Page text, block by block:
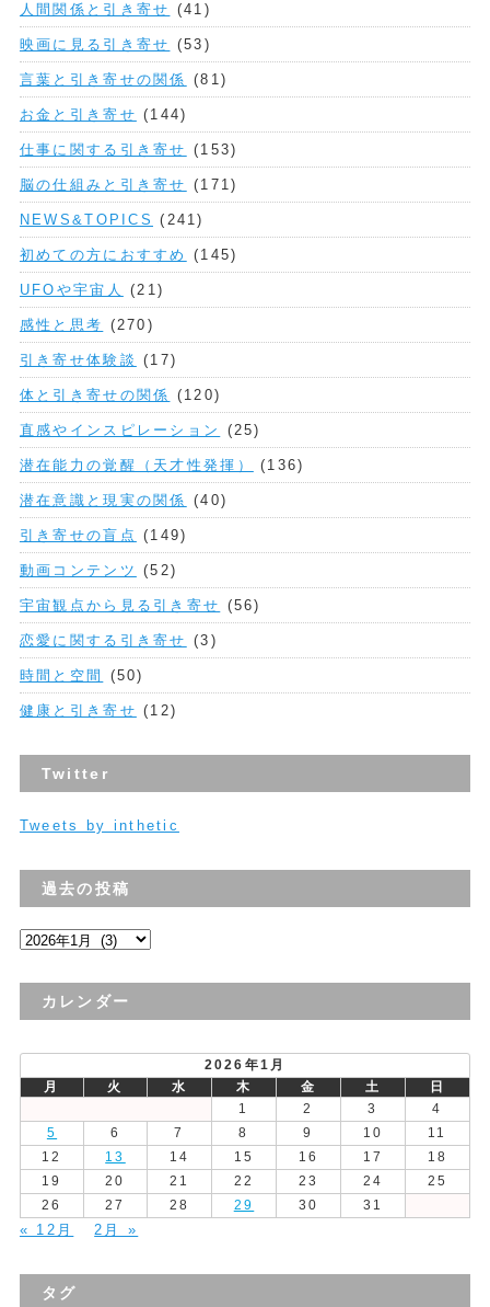
人間関係と引き寄せ (41)
映画に見る引き寄せ (53)
言葉と引き寄せの関係 (81)
お金と引き寄せ (144)
仕事に関する引き寄せ (153)
脳の仕組みと引き寄せ (171)
NEWS&TOPICS (241)
初めての方におすすめ (145)
UFOや宇宙人 (21)
感性と思考 (270)
引き寄せ体験談 (17)
体と引き寄せの関係 (120)
直感やインスピレーション (25)
潜在能力の覚醒（天才性発揮） (136)
潜在意識と現実の関係 (40)
引き寄せの盲点 (149)
動画コンテンツ (52)
宇宙観点から見る引き寄せ (56)
恋愛に関する引き寄せ (3)
時間と空間 (50)
健康と引き寄せ (12)
Twitter
Tweets by inthetic
過去の投稿
過
の
カレンダー
2026年1月
月
火 水 木 金 土
日
1
2 3
4
5
6 7 8 9 10
11
12
13 14 15 16 17
18
19
20 21 22 23 24
25
26
27 28 29 30 31
« 12月 2月 »
タグ